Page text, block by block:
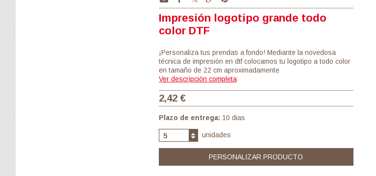
Impresión logotipo grande todo
color DTF
¡Personaliza tus prendas a fondo! Mediante la novedosa
técnica de impresión en dtf colocamos tu logotipo a todo color
en tamaño de 22 cm aproximadamente
Ver descripción completa
2,42 €
Plazo de entrega: 10 dias
5 unidades
PERSONALIZAR PRODUCTO